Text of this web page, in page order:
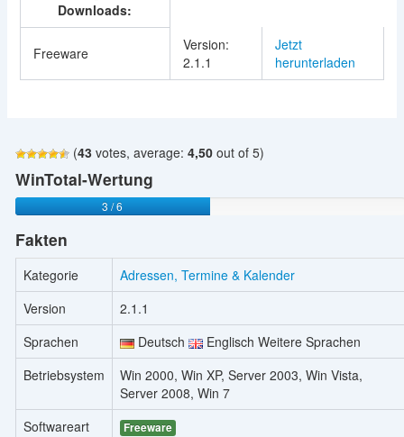
Downloads:
Freeware
Version:
2.1.1
Jetzt
herunterladen
(43votes, average: 4,50out of 5)
WinTotal-Wertung
3 / 6
Fakten
Kategorie
Adressen, Termine & Kalender
Version
2.1.1
Sprachen
Deutsch
Englisch Weitere Sprachen
Betriebsystem
Win 2000, Win XP, Server 2003, Win Vista,
Server 2008, Win 7
Softwareart
Freeware